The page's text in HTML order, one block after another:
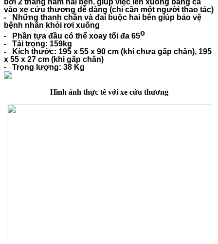
vào xe cứu thương dễ dàng (chỉ cần một người thao tác)
- Những thanh chắn và đai buộc hai bên giúp bảo vệ
bệnh nhân khỏi rơi xuống
- Phần tựa đầu có thể xoay tối đa 65o
- Tải trọng: 159kg
- Kích thước: 195 x 55 x 90 cm (khi chưa gấp chân), 195
x 55 x 27 cm (khi gấp chân)
- Trọng lượng: 38 Kg
Hình ảnh thực tế với xe cứu thương